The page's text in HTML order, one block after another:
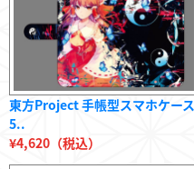
東方Project 手帳型スマホケース
5..
¥4,620（税込）